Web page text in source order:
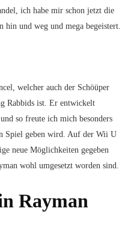
ich habe mir schon jetzt die
und weg und mega begeistert.
welcher auch der Schöüper
Rabbids ist. Er entwickelt
so freute ich mich besonders
Spiel geben wird. Auf der Wii U
neue Möglichkeiten gegeben
wohl umgesetzt worden sind.
Rayman